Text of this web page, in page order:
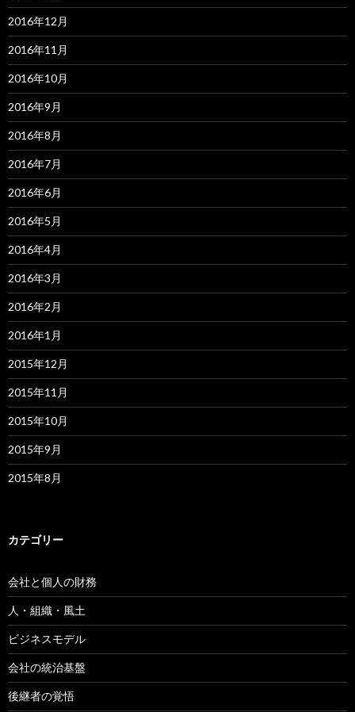
2016年12月
2016年11月
2016年10月
2016年9月
2016年8月
2016年7月
2016年6月
2016年5月
2016年4月
2016年3月
2016年2月
2016年1月
2015年12月
2015年11月
2015年10月
2015年9月
2015年8月
カテゴリー
会社と個人の財務
人・組織・風土
ビジネスモデル
会社の統治基盤
後継者の覚悟